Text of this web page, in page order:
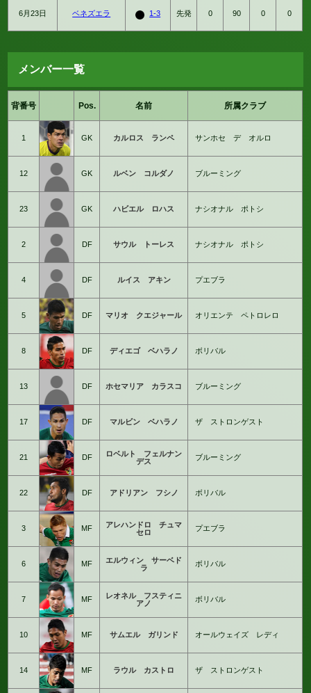
6月23日 ベネズエラ 1-3 先発 0 90 0 0
メンバー一覧
背番号 Pos. 名前 所属クラブ
1 GK カルロス ランペ サンホセ デ オルロ
12 GK ルベン コルダノ ブルーミング
23 GK ハビエル ロハス ナシオナル ポトシ
2 DF サウル トーレス ナシオナル ポトシ
4 DF ルイス アキン プエブラ
5 DF マリオ クエジャール オリエンテ ペトロレロ
8 DF ディエゴ ベハラノ ボリバル
13 DF ホセマリア カラスコ ブルーミング
17 DF マルビン ベハラノ ザ ストロンゲスト
21 DF
ロベルト フェルナン
デス
ブルーミング
22 DF アドリアン フシノ ボリバル
3 MF
アレハンドロ チュマ
セロ
プエブラ
6 MF
エルウィン サーベド
ラ
ボリバル
7 MF
レオネル フスティニ
アノ
ボリバル
10 MF サムエル ガリンド オールウェイズ レディ
14 MF ラウル カストロ ザ ストロンゲスト